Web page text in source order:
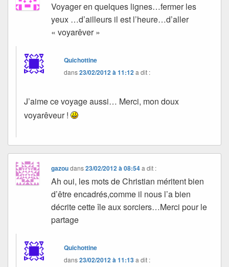
Voyager en quelques lignes…fermer les
yeux …d’ailleurs il est l’heure…d’aller
« voyarêver »
Quichottine
dans23/02/2012 à 11:12a dit :
J’aime ce voyage aussi… Merci, mon doux
voyarêveur !
gazoudans23/02/2012 à 08:54 a dit :
Ah oui, les mots de Christian méritent bien
d’être encadrés,comme il nous l’a bien
décrite cette île aux sorciers…Merci pour le
partage
Quichottine
dans23/02/2012 à 11:13a dit :